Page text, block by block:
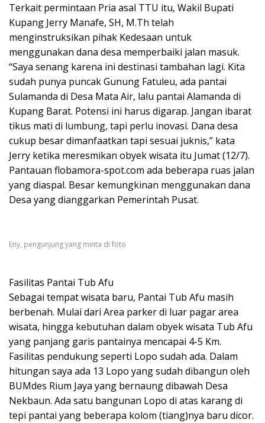
Terkait permintaan Pria asal TTU itu, Wakil Bupati
Kupang Jerry Manafe, SH, M.Th telah
menginstruksikan pihak Kedesaan untuk
menggunakan dana desa memperbaiki jalan masuk.
“Saya senang karena ini destinasi tambahan lagi. Kita
sudah punya puncak Gunung Fatuleu, ada pantai
Sulamanda di Desa Mata Air, lalu pantai Alamanda di
Kupang Barat. Potensi ini harus digarap. Jangan ibarat
tikus mati di lumbung, tapi perlu inovasi. Dana desa
cukup besar dimanfaatkan tapi sesuai juknis,” kata
Jerry ketika meresmikan obyek wisata itu Jumat (12/7).
Pantauan flobamora-spot.com ada beberapa ruas jalan
yang diaspal. Besar kemungkinan menggunakan dana
Desa yang dianggarkan Pemerintah Pusat.
Eny, pengunjung yang minta di foto
Fasilitas Pantai Tub Afu
Sebagai tempat wisata baru, Pantai Tub Afu masih
berbenah. Mulai dari Area parker di luar pagar area
wisata, hingga kebutuhan dalam obyek wisata Tub Afu
yang panjang garis pantainya mencapai 4-5 Km.
Fasilitas pendukung seperti Lopo sudah ada. Dalam
hitungan saya ada 13 Lopo yang sudah dibangun oleh
BUMdes Rium Jaya yang bernaung dibawah Desa
Nekbaun. Ada satu bangunan Lopo di atas karang di
tepi pantai yang beberapa kolom (tiang)nya baru dicor.